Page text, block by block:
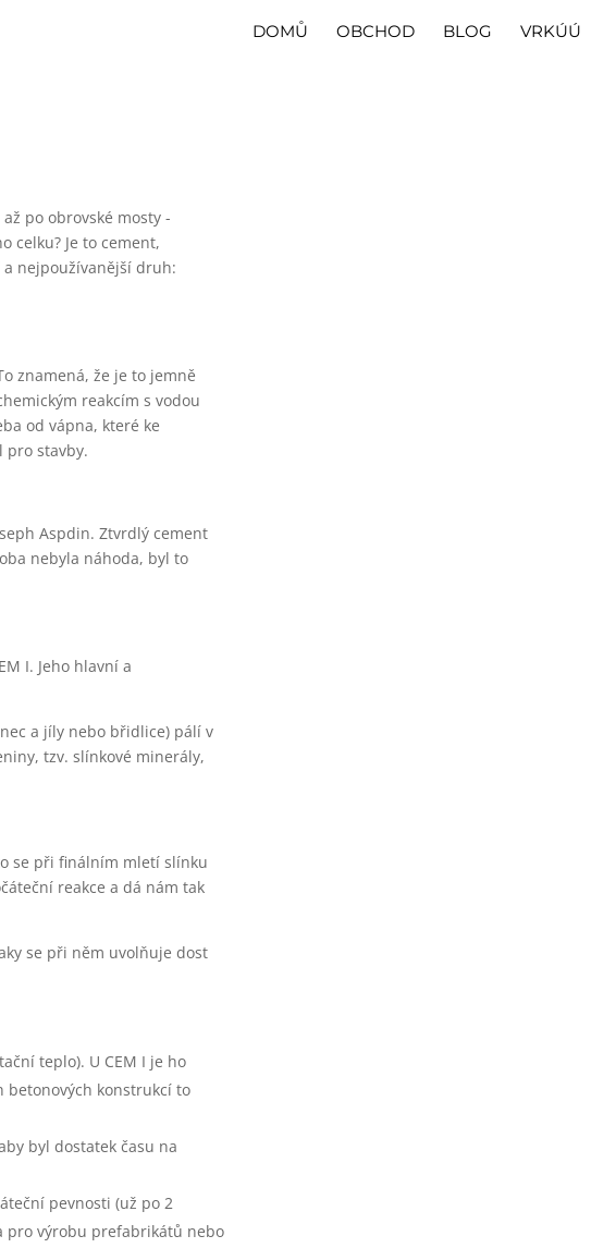
DOMŮ OBCHOD BLOG VRKÚÚ
po obrovské mosty -
celku? Je to cement,
nejpoužívanější druh:
znamená, že je to jemně
reakcím s vodou
od vápna, které ke
pro stavby.
Aspdin. Ztvrdlý cement
nebyla náhoda, byl to
I. Jeho hlavní a
a jíly nebo břidlice) pálí v
tzv. slínkové minerály,
se při finálním mletí slínku
reakce a dá nám tak
se při něm uvolňuje dost
teplo). U CEM I je ho
betonových konstrukcí to
byl dostatek času na
pevnosti (už po 2
pro výrobu prefabrikátů nebo